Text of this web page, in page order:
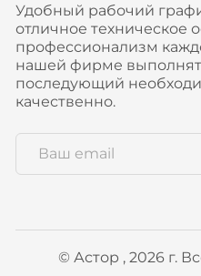
Удобный рабочий
отличное техническое
профессионализм
нашей фирме
последующий
качественно.
© Астор , 2026 г.